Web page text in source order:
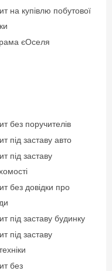
на купівлю побутової
єОселя
без поручителів
під заставу авто
під заставу
без довідки про
під заставу будинку
під заставу
без